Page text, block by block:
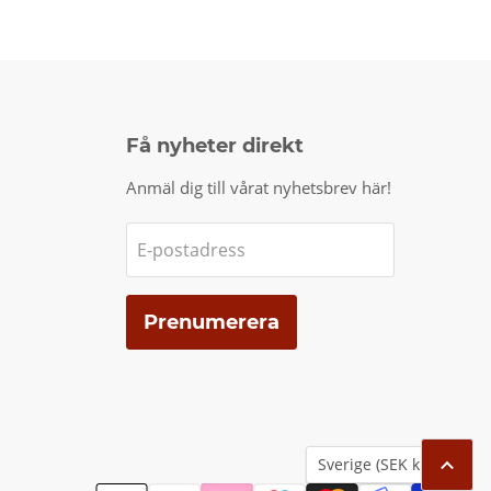
Få nyheter direkt
Anmäl dig till vårat nyhetsbrev här!
E-postadress
Prenumerera
Land
Sverige (SEK kr)